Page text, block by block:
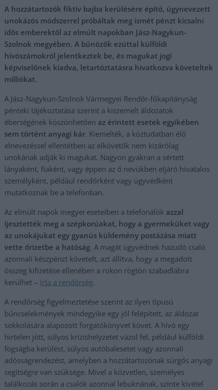
A hozzátartozók fiktív bajba kerülésére építő, úgynevezett
unokázós módszerrel próbáltak meg ismét pénzt kicsalni
idős emberektől az elmúlt napokban Jász-Nagykun-
Szolnok megyében. A bűnözők ezúttal külföldi
hívószámokról jelentkeztek be, és magukat jogi
képviselőnek kiadva, letartóztatásra hivatkozva követeltek
milliókat.
A Jász-Nagykun-Szolnok Vármegyei Rendőr-főkapitányság
pénteki tájékoztatása szerint a kiszemelt áldozatok
éberségének köszönhetően az érintett esetek egyikében
sem történt anyagi kár. Kiemelték, a köztudatban élő
elnevezéssel ellentétben az elkövetők nem kizárólag
unokának adják ki magukat. Nagyon gyakran a sértett
lányaként, fiaként, vagy éppen az ő nevükben eljáró hivatalos
személyként, például rendőrként vagy ügyvédként
mutatkoznak be a telefonban.
Az elmúlt napok megyei eseteiben a telefonálók azzal
ijesztették meg a szépkorúakat, hogy a gyermeküket vagy
az unokájukat egy gyanús küldemény postázása miatt
vette őrizetbe a hatóság. A magát ügyvédnek hazudó csaló
azonnali készpénzt követelt, azt állítva, hogy a megadott
összeg kifizetése ellenében a rokon rögtön szabadlábra
kerülhet – írta a rendőrség.
A rendőrség figyelmeztetése szerint az ilyen típusú
bűncselekmények mindegyike egy jól felépített, az áldozat
sokkolására alapozott forgatókönyvet követ. A hívó egy
hirtelen jött, súlyos krízishelyzetet vázol fel, például külföldi
fogságba kerülést, súlyos autóbalesetet vagy azonnali
adósságrendezést, amelyben a hozzátartozónak sürgős anyagi
segítségre van szüksége. Mivel a közvetlen, személyes
találkozás során a csalók azonnal lebuknának, szinte kivétel